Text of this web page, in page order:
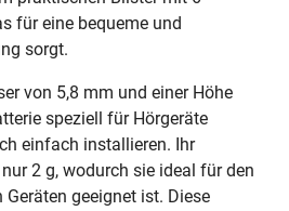
für eine bequeme und
sorgt.
von 5,8 mm und einer Höhe
speziell für Hörgeräte
einfach installieren. Ihr
2 g, wodurch sie ideal für den
geeignet ist. Diese